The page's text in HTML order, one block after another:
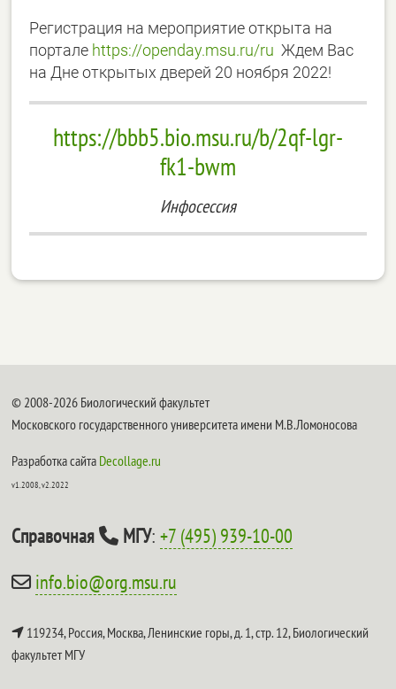
Регистрация на мероприятие открыта на
портале https://openday.msu.ru/ru Ждем Вас
на Дне открытых дверей 20 ноября 2022!
https://bbb5.bio.msu.ru/b/2qf-lgr-
fk1-bwm
Инфосессия
© 2008-2026 Биологический факультет
Московского государственного университета имени М.В.Ломоносова
Разработка сайта Decollage.ru
v1.2008, v2.2022
Справочная МГУ:+7 (495) 939-10-00
info.bio@org.msu.ru
119234, Россия, Москва, Ленинские горы, д. 1, стр. 12,Биологический
факультет МГУ